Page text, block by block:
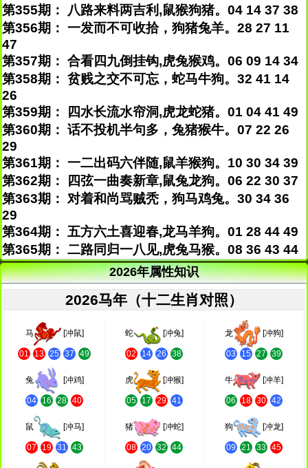
第355期： 八路来料两吉利,鼠猴狗猪。04 14 37 38
第356期： 一发而不可收拾，狗猪兔羊。28 27 11
47
第357期： 合看四九倒挂钩,虎兔猴鸡。06 09 14 34
第358期： 贫贱之交不可忘，蛇马牛狗。32 41 14
26
第359期： 四水长流水帘洞,虎龙蛇猪。01 04 41 49
第360期： 话不投机半句多，兔猪猴牛。07 22 26
29
第361期： 一二出码六伴随,鼠羊猴狗。10 30 34 39
第362期： 四弦一曲奏新章,鼠兔龙狗。06 22 30 37
第363期： 对着和尚骂贼秃，狗马鸡兔。30 34 36
29
第364期： 五方六土喜迎春,龙马羊狗。01 28 44 49
第365期： 二路同归一八见,虎兔马猴。08 36 43 44
2026年属性知识
2026马年（十二生肖对照）
马 [冲鼠]
01 13 25 37 49
蛇 [冲兔]
02 14 26 38
龙 [冲狗]
03 15 27 39
兔 [冲鸡]
04 16 28 40
虎 [冲猴]
05 17 29 41
牛 [冲羊]
06 18 30 42
鼠 [冲马]
07 19 31 43
猪 [冲蛇]
08 20 32 44
狗 [冲龙]
09 21 33 45